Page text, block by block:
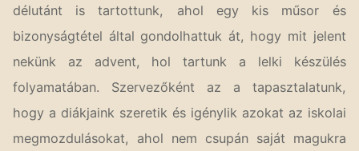
délutánt is tartottunk, ahol egy kis műsor és
bizonyságtétel által gondolhattuk át, hogy mit jelent
nekünk az advent, hol tartunk a lelki készülés
folyamatában. Szervezőként az a tapasztalatunk,
hogy a diákjaink szeretik és igénylik azokat az iskolai
megmozdulásokat, ahol nem csupán saját magukra